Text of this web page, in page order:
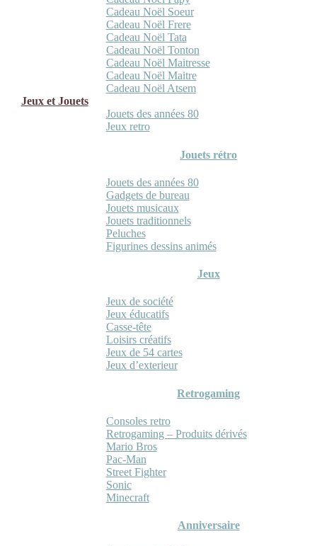
Cadeau Noël Soeur
Cadeau Noël Frere
Cadeau Noël Tata
Cadeau Noël Tonton
Cadeau Noël Maitresse
Cadeau Noël Maitre
Cadeau Noël Atsem
Jeux et Jouets
Jouets des années 80
Jeux retro
Jouets rétro
Jouets des années 80
Gadgets de bureau
Jouets musicaux
Jouets traditionnels
Peluches
Figurines dessins animés
Jeux
Jeux de société
Jeux éducatifs
Casse-tête
Loisirs créatifs
Jeux de 54 cartes
Jeux d’exterieur
Retrogaming
Consoles retro
Retrogaming – Produits dérivés
Mario Bros
Pac-Man
Street Fighter
Sonic
Minecraft
Anniversaire